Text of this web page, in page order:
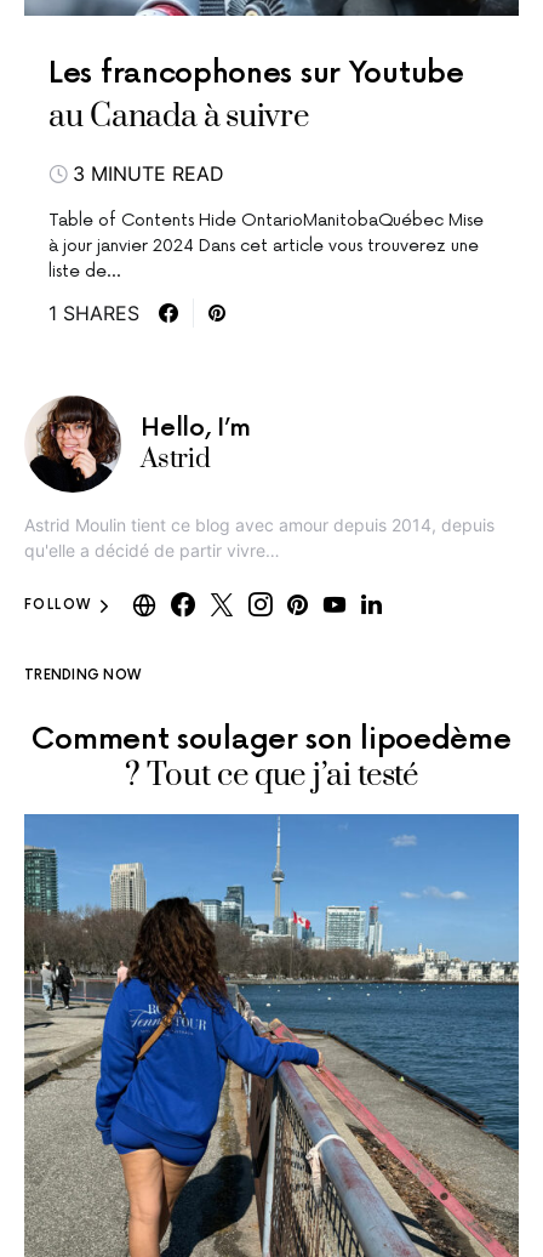
Les francophones sur Youtube
au Canada à suivre
3 MINUTE READ
Table of Contents Hide OntarioManitobaQuébec Mise
à jour janvier 2024 Dans cet article vous trouverez une
liste de…
1 SHARES
Hello, I’m
Astrid
Astrid Moulin tient ce blog avec amour depuis 2014, depuis
qu'elle a décidé de partir vivre…
FOLLOW
TRENDING NOW
Comment soulager son lipoedème
? Tout ce que j’ai testé